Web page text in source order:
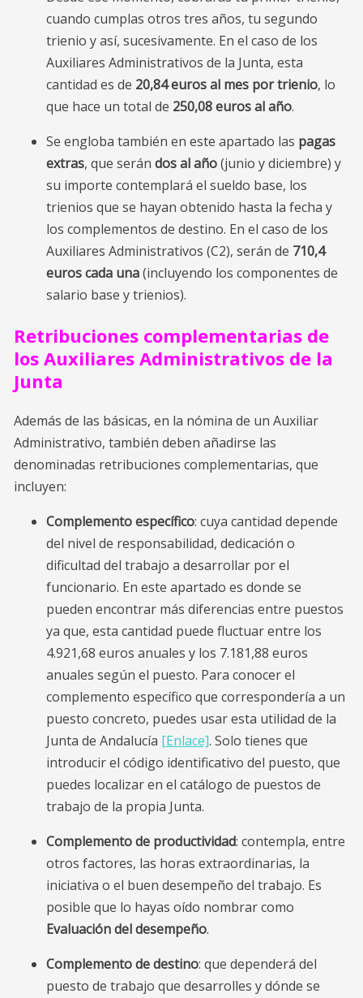
cuando cumplas otros tres años, tu segundo
trienio y así, sucesivamente. En el caso de los
Auxiliares Administrativos de la Junta, esta
cantidad es de 20,84 eurosal mes por trienio, lo
que hace un total de 250,08 euros al año.
Se engloba también en este apartado las pagas
extras, que serán dos al año(junio y diciembre) y
su importe contemplará el sueldo base, los
trienios que se hayan obtenido hasta la fecha y
los complementos de destino. En el caso de los
Auxiliares Administrativos (C2), serán de 710,4
euros cada una(incluyendo los componentes de
salario base y trienios).
Retribuciones complementarias de
los Auxiliares Administrativos de la
Junta
Además de las básicas, en la nómina de un Auxiliar
Administrativo, también deben añadirse las
denominadas retribuciones complementarias, que
incluyen:
Complemento específico: cuya cantidad depende
del nivel de responsabilidad, dedicación o
dificultad del trabajo a desarrollar por el
funcionario. En este apartado es donde se
pueden encontrar más diferencias entre puestos
ya que, esta cantidad puede fluctuar entre los
4.921,68 euros anuales y los 7.181,88 euros
anuales según el puesto. Para conocer el
complemento específico que correspondería a un
puesto concreto, puedes usar esta utilidad de la
Junta de Andalucía [Enlace]. Solo tienes que
introducir el código identificativo del puesto, que
puedes localizar en el catálogo de puestos de
trabajo de la propia Junta.
Complemento de productividad: contempla, entre
otros factores, las horas extraordinarias, la
iniciativa o el buen desempeño del trabajo. Es
posible que lo hayas oído nombrar como
Evaluación del desempeño.
Complemento de destino: que dependerá del
puesto de trabajo que desarrolles y dónde se